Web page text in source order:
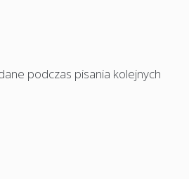
podczas pisania kolejnych